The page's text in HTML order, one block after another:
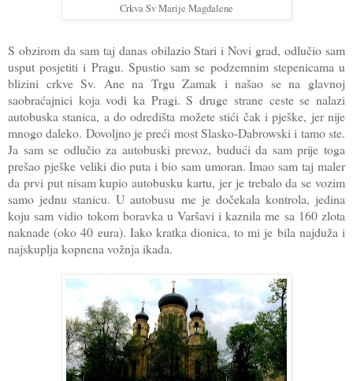
Crkva Sv Marije Magdalene
S obzirom da sam taj danas obilazio Stari i Novi grad, odlučio sam
usput posjetiti i Pragu. Spustio sam se podzemnim stepenicama u
blizini crkve Sv. Ane na Trgu Zamak i našao se na glavnoj
saobraćajnici koja vodi ka Pragi. S druge strane ceste se nalazi
autobuska stanica, a do odredišta možete stići čak i pješke, jer nije
mnogo daleko. Dovoljno je preći most Slasko-Dabrowski i tamo ste.
Ja sam se odlučio za autobuski prevoz, budući da sam prije toga
prešao pješke veliki dio puta i bio sam umoran. Imao sam taj maler
da prvi put nisam kupio autobusku kartu, jer je trebalo da se vozim
samo jednu stanicu. U autobusu me je dočekala kontrola, jedina
koju sam vidio tokom boravka u Varšavi i kaznila me sa 160 zlota
naknade (oko 40 eura). Iako kratka dionica, to mi je bila najduža i
najskuplja kopnena vožnja ikada.